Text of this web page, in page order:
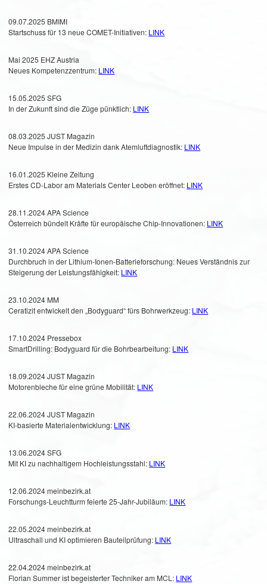
09.07.2025 BMIMI
Startschuss für 13 neue COMET-Initiativen: LINK
Mai 2025 EHZ Austria
Neues Kompetenzzentrum: LINK
15.05.2025 SFG
In der Zukunft sind die Züge pünktlich: LINK
08.03.2025 JUST Magazin
Neue Impulse in der Medizin dank Atemluftdiagnostik: LINK
16.01.2025 Kleine Zeitung
Erstes CD-Labor am Materials Center Leoben eröffnet: LINK
28.11.2024 APA Science
Österreich bündelt Kräfte für europäische Chip-Innovationen: LINK
31.10.2024 APA Science
Durchbruch in der Lithium-Ionen-Batterieforschung: Neues Verständnis zur
Steigerung der Leistungsfähigkeit: LINK
23.10.2024 MM
Ceratizit entwickelt den „Bodyguard“ fürs Bohrwerkzeug: LINK
17.10.2024 Pressebox
SmartDrilling: Bodyguard für die Bohrbearbeitung: LINK
18.09.2024 JUST Magazin
Motorenbleche für eine grüne Mobilität: LINK
22.06.2024 JUST Magazin
KI-basierte Materialentwicklung: LINK
13.06.2024 SFG
Mit KI zu nachhaltigem Hochleistungsstahl: LINK
12.06.2024 meinbezirk.at
Forschungs-Leuchtturm feierte 25-Jahr-Jubiläum: LINK
22.05.2024 meinbezirk.at
Ultraschall und KI optimieren Bauteilprüfung: LINK
22.04.2024 meinbezirk.at
Florian Summer ist begeisterter Techniker am MCL: LINK